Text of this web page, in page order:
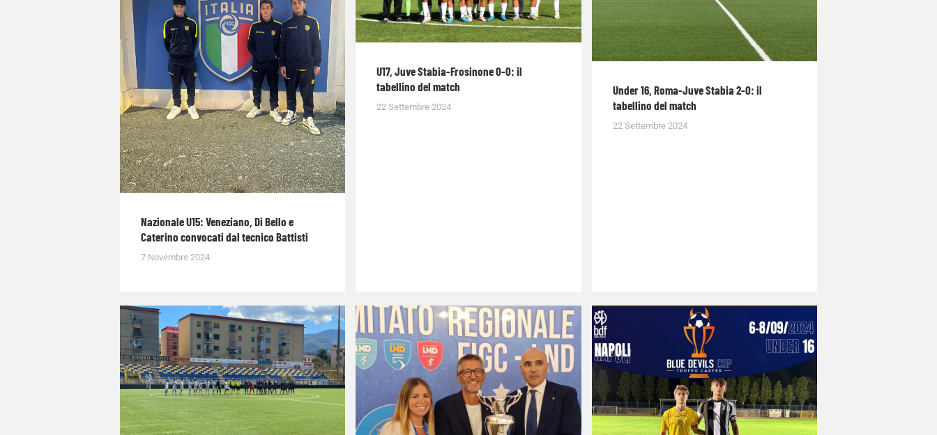
Nazionale U15: Veneziano, Di Bello e
Caterino convocati dal tecnico Battisti
7 Novembre 2024
U17, Juve Stabia-Frosinone 0-0: il
tabellino del match
22 Settembre 2024
Under 16, Roma-Juve Stabia 2-0: il
tabellino del match
22 Settembre 2024